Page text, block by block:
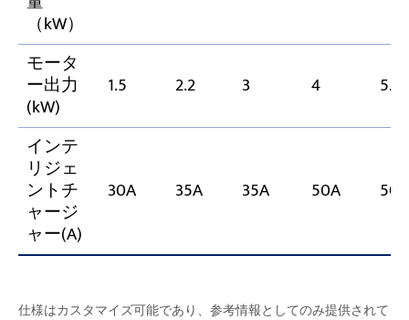
（kW）
モータ
ー出力
(kW)
1.5 2.2 3 4 5.5
インテ
リジェ
ントチ
ャージ
ャー(A)
30A 35A 35A 50A 50A
仕様はカスタマイズ可能であり、参考情報としてのみ提供されて